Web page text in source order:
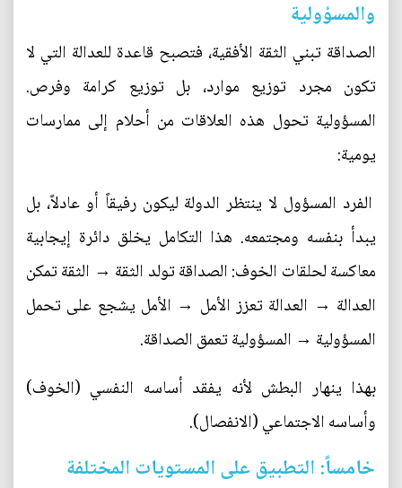
والمسؤولية
الصداقة تبني الثقة الأفقية، فتصبح قاعدة للعدالة التي لا
تكون مجرد توزيع موارد، بل توزيع كرامة وفرص.
المسؤولية تحول هذه العلاقات من أحلام إلى ممارسات
يومية:
الفرد المسؤول لا ينتظر الدولة ليكون رفيقاً أو عادلاً، بل
يبدأ بنفسه ومجتمعه. هذا التكامل يخلق دائرة إيجابية
معاكسة لحلقات الخوف: الصداقة تولد الثقة → الثقة تمكن
العدالة → العدالة تعزز الأمل → الأمل يشجع على تحمل
المسؤولية → المسؤولية تعمق الصداقة.
بهذا ينهار البطش لأنه يفقد أساسه النفسي (الخوف)
وأساسه الاجتماعي (الانفصال).
خامساً: التطبيق على المستويات المختلفة